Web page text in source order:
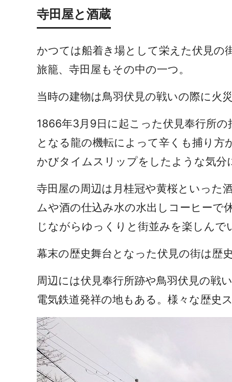
寺田屋と酒蔵
かつては船着き場として栄えた伏見の
旅籠、寺田屋もその中の一つ。
当時の建物は鳥羽伏見の戦いの際に火
1866年3月9日に起こった伏見奉行所
となる龍の機転によって辛くも捕り方
かびタイムスリップをしたような気分
寺田屋の周辺は月桂冠や黄桜といった
ムや酒の仕込み水の水出しコーヒーで
じながらゆっくりと街並みを楽しんで
幕末の歴史舞台となった伏見の街は歴
周辺には伏見奉行所跡や鳥羽伏見の戦
電気鉄道発祥の地もある。様々な歴史